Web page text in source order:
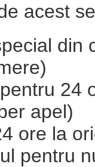
acest
din
24
apel)
ore la
pentru